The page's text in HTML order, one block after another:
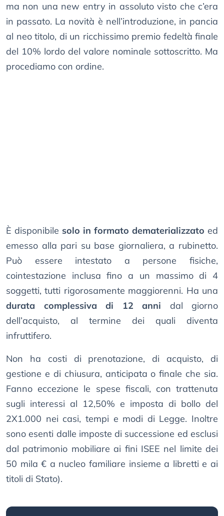
ma non una new entry in assoluto visto che c’era
in passato. La novità è nell’introduzione, in pancia
al neo titolo, di un ricchissimo premio fedeltà finale
del 10% lordo del valore nominale sottoscritto. Ma
procediamo con ordine.
È disponibile solo in formato dematerializzato ed
emesso alla pari su base giornaliera, a rubinetto.
Può essere intestato a persone fisiche,
cointestazione inclusa fino a un massimo di 4
soggetti, tutti rigorosamente maggiorenni. Ha una
durata complessiva di 12 anni dal giorno
dell’acquisto, al termine dei quali diventa
infruttifero.
Non ha costi di prenotazione, di acquisto, di
gestione e di chiusura, anticipata o finale che sia.
Fanno eccezione le spese fiscali, con trattenuta
sugli interessi al 12,50% e imposta di bollo del
2X1.000 nei casi, tempi e modi di Legge. Inoltre
sono esenti dalle imposte di successione ed esclusi
dal patrimonio mobiliare ai fini ISEE nel limite dei
50 mila € a nucleo familiare insieme a libretti e ai
titoli di Stato).